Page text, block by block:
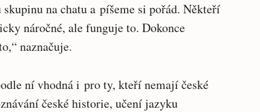
na chatu a píšeme si pořád. Někteří
náročné, ale funguje to. Dokonce
naznačuje.
ní vhodná i pro ty, kteří nemají české
české historie, učení jazyku